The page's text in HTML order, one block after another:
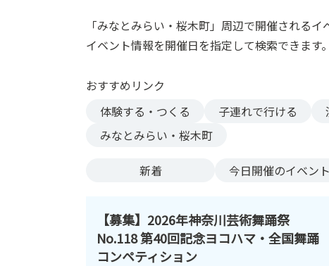
「みなとみらい・桜木町」周辺で開催される
イベント情報を開催日を指定して検索できます。
おすすめリンク
体験する・つくる
子連れで行ける
みなとみらい・桜木町
新着 今日開催のイベント
【募集】2026年神奈川芸術舞踊祭
No.118 第40回記念ヨコハマ・全国舞踊
コンペティション